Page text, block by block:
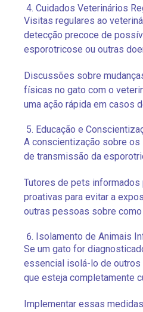
Cuidados Veterinários
Visitas regulares ao
detecção precoce de
esporotricose ou outras
Discussões sobre
físicas no gato com o
uma ação rápida em casos
Educação e
A conscientização sobre
de transmissão da
Tutores de pets
proativas para evitar a
outras pessoas sobre
Isolamento de Animais
Se um gato for
essencial isolá-lo de outros
que esteja completamente
Implementar essas